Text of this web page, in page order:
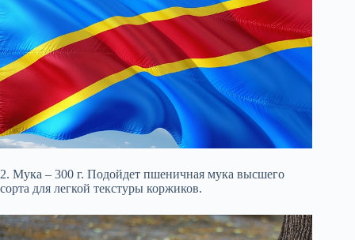
2. Мука – 300 г. Подойдет пшеничная мука высшего
сорта для легкой текстуры коржиков.